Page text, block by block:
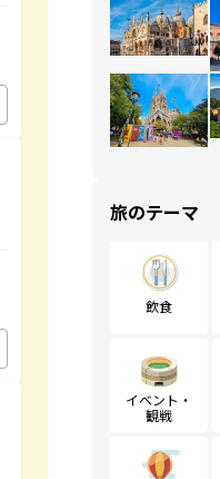
旅のテーマ
飲食
イベント・
観戦